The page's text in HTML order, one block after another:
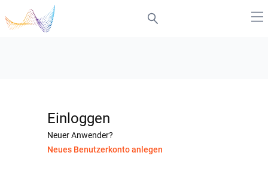
Einloggen
Neuer Anwender?
Neues Benutzerkonto anlegen